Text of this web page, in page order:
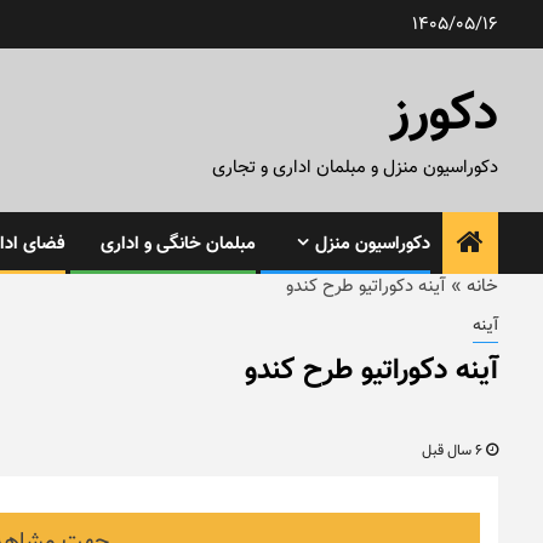
1405/05/16
دکورز
دکوراسیون منزل و مبلمان اداری و تجاری
دکوراسیون منزل مبلمان خانگی و اداری فضای
خانه » آینه دکوراتیو طرح کندو
آینه
آینه دکوراتیو طرح کندو